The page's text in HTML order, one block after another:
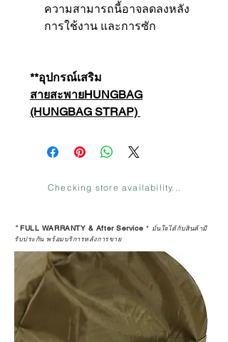
ความสามารถนี้อาจลดลงหลัง
การใช้งาน และการซัก
**อุปกรณ์เสริม
สายสะพายHUNGBAG
(HUNGBAG STRAP)
Checking store availability...
*FULL WARRANTY & After Service * มั่นใจได้กับสินค้ามี
รับประกัน พร้อมบริการหลังการขาย